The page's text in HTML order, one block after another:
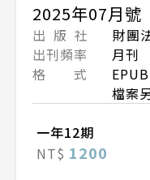
2025年07月號
出 版 社
財團
出刊頻率
月刊
格 式
檔案
一年12期
NT$ 1200